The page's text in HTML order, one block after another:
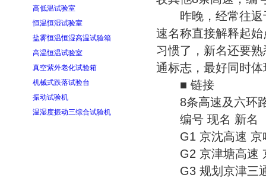
高低温试验室
恒温恒湿试验室
盐雾恒温恒湿高温试验箱
高温恒温试验室
真空紫外老化试验箱
机械式跌落试验台
振动试验机
温湿度振动三综合试验机
昨晚，经常往返
速名称直接解释起
习惯了，新名还要
通标志，最好同时
■ 链接
8条高速及六环路
编号 现名 新名
G1 京沈高速 京
G2 京津塘高速
G3 规划京津三